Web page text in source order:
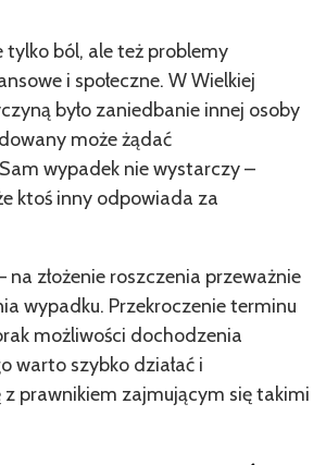
tylko ból, ale też problemy
i społeczne. W Wielkiej
było zaniedbanie innej osoby
może żądać
wypadek nie wystarczy –
ktoś inny odpowiada za
na złożenie roszczenia przeważnie
wypadku. Przekroczenie terminu
możliwości dochodzenia
warto szybko działać i
prawnikiem zajmującym się takimi